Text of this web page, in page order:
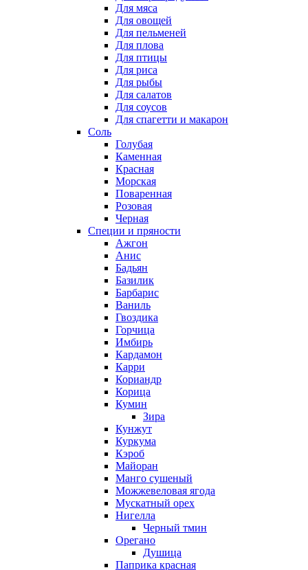
Для мяса
Для овощей
Для пельменей
Для плова
Для птицы
Для риса
Для рыбы
Для салатов
Для соусов
Для спагетти и макарон
Соль
Голубая
Каменная
Красная
Морская
Поваренная
Розовая
Черная
Специи и пряности
Ажгон
Анис
Бадьян
Базилик
Барбарис
Ваниль
Гвоздика
Горчица
Имбирь
Кардамон
Карри
Кориандр
Корица
Кумин
Зира
Кунжут
Куркума
Кэроб
Майоран
Манго сушеный
Можжевеловая ягода
Мускатный орех
Нигелла
Черный тмин
Орегано
Душица
Паприка красная